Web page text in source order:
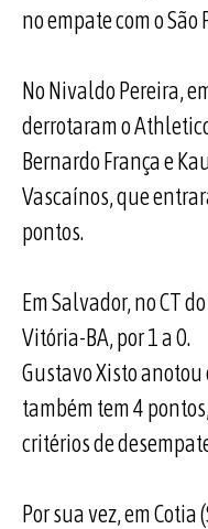
no empate com o São
No Nivaldo Pereira,
derrotaram o
Bernardo França e
Vascaínos, que
pontos.
Em Salvador, no CT
Vitória-BA, por 1 a 0.
Gustavo Xisto
também tem 4
critérios de
Por sua vez, em Cotia